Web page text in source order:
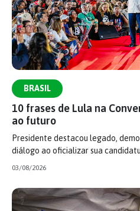
BRASIL
10 frases de Lula na
ao futuro
Presidente destacou legado,
diálogo ao oficializar sua
03/08/2026